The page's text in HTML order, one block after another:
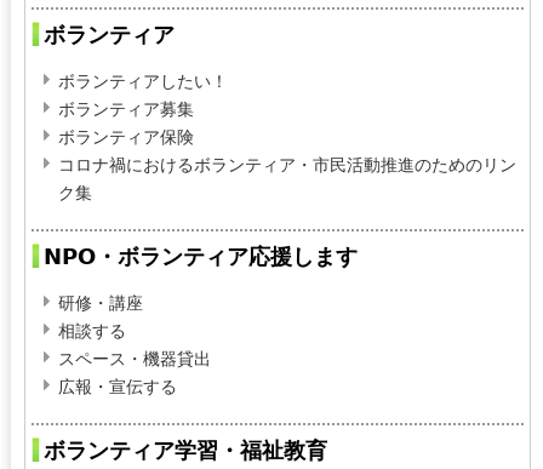
ボランティア
ボランティアしたい！
ボランティア募集
ボランティア保険
コロナ禍におけるボランティア・市民活動推進のためのリン
ク集
NPO・ボランティア応援します
研修・講座
相談する
スペース・機器貸出
広報・宣伝する
ボランティア学習・福祉教育